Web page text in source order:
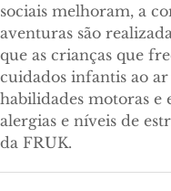
sociais melhoram, a
aventuras são
que as crianças que
cuidados infantis ao
habilidades motoras e
alergias e níveis de
da FRUK.